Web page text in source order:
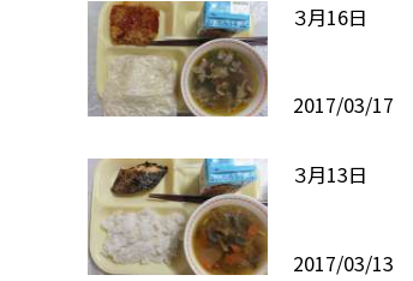
３月16日
2017/03/17
３月13日
2017/03/13